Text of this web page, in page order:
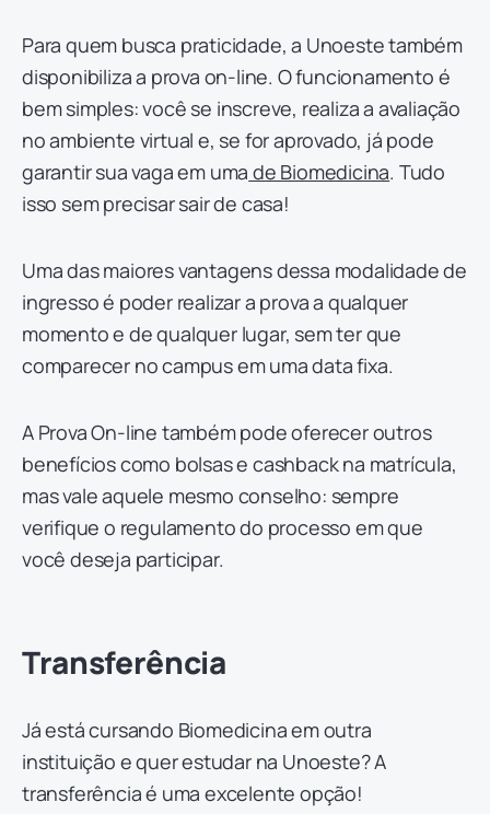
Para quem busca praticidade, a Unoeste também
disponibiliza a prova on-line. O funcionamento é
bem simples: você se inscreve, realiza a avaliação
no ambiente virtual e, se for aprovado, já pode
garantir sua vaga em uma de Biomedicina. Tudo
isso sem precisar sair de casa!
Uma das maiores vantagens dessa modalidade de
ingresso é poder realizar a prova a qualquer
momento e de qualquer lugar, sem ter que
comparecer no campus em uma data fixa.
A Prova On-line também pode oferecer outros
benefícios como bolsas e cashback na matrícula,
mas vale aquele mesmo conselho: sempre
verifique o regulamento do processo em que
você deseja participar.
Transferência
Já está cursando Biomedicina em outra
instituição e quer estudar na Unoeste? A
transferência é uma excelente opção!